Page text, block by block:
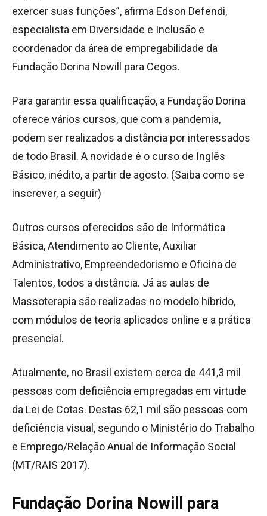
exercer suas funções”, afirma Edson Defendi,
especialista em Diversidade e Inclusão e
coordenador da área de empregabilidade da
Fundação Dorina Nowill para Cegos.
Para garantir essa qualificação, a Fundação Dorina
oferece vários cursos, que com a pandemia,
podem ser realizados a distância por interessados
de todo Brasil. A novidade é o curso de Inglês
Básico, inédito, a partir de agosto. (Saiba como se
inscrever, a seguir)
Outros cursos oferecidos são de Informática
Básica, Atendimento ao Cliente, Auxiliar
Administrativo, Empreendedorismo e Oficina de
Talentos, todos a distância. Já as aulas de
Massoterapia são realizadas no modelo híbrido,
com módulos de teoria aplicados online e a prática
presencial.
Atualmente, no Brasil existem cerca de 441,3 mil
pessoas com deficiência empregadas em virtude
da Lei de Cotas. Destas 62,1 mil são pessoas com
deficiência visual, segundo o Ministério do Trabalho
e Emprego/Relação Anual de Informação Social
(MT/RAIS 2017).
Fundação Dorina Nowill para